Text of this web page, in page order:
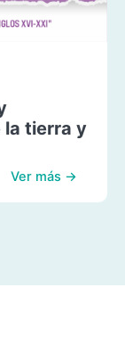
la tierra y
Ver más →